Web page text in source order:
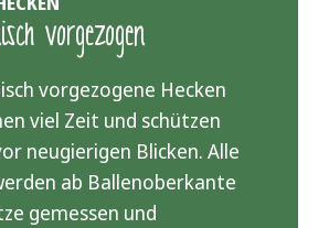
vorgezogen
vorgezogene Hecken
viel Zeit und schützen
neugierigen Blicken. Alle
ab Ballenoberkante
gemessen und